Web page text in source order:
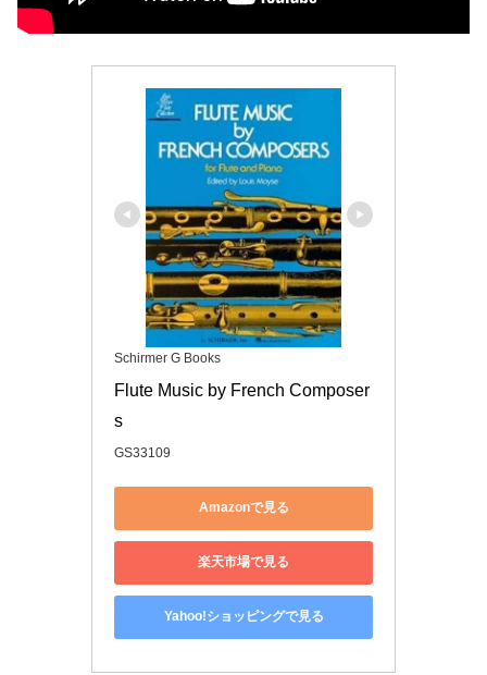
Schirmer G Books
Flute Music by French Composer
s
GS33109
Amazonで見る
楽天市場で見る
Yahoo!ショッピングで見る